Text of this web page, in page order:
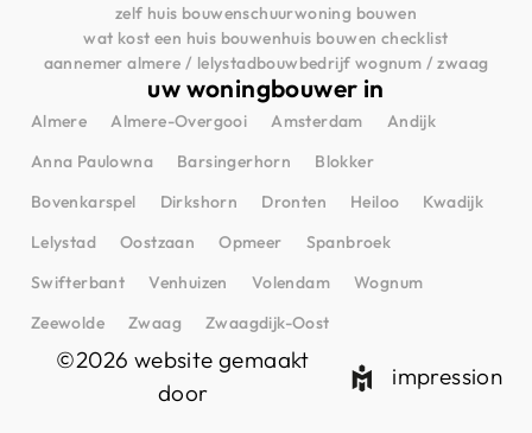
zelf huis bouwenschuurwoning bouwen
wat kost een huis bouwenhuis bouwen checklist
aannemer almere / lelystadbouwbedrijf wognum / zwaag
uw woningbouwer in
Almere Almere-Overgooi Amsterdam
Andijk
Anna Paulowna
Barsingerhorn
Blokker
Bovenkarspel
Dirkshorn Dronten Heiloo
Kwadijk
Lelystad
Oostzaan Opmeer
Spanbroek
Swifterbant
Venhuizen Volendam
Wognum
Zeewolde
Zwaag Zwaagdijk-Oost
©2026 website gemaakt
door
impression